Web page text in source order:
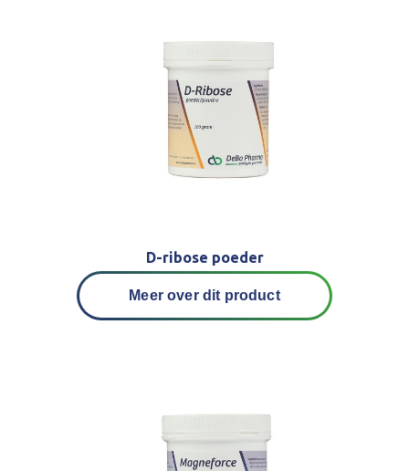
D-ribose poeder
Meer over dit product